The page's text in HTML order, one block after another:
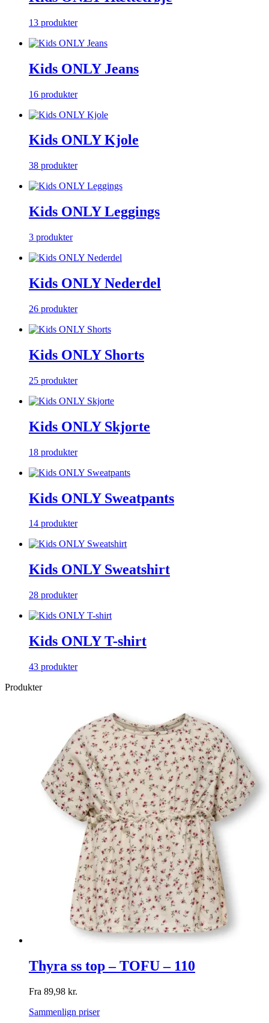
13 produkter
Kids ONLY Jeans
16 produkter
Kids ONLY Kjole
38 produkter
Kids ONLY Leggings
3 produkter
Kids ONLY Nederdel
26 produkter
Kids ONLY Shorts
25 produkter
Kids ONLY Skjorte
18 produkter
Kids ONLY Sweatpants
14 produkter
Kids ONLY Sweatshirt
28 produkter
Kids ONLY T-shirt
43 produkter
Produkter
Thyra ss top – TOFU – 110
Fra 89,98 kr.
Sammenlign priser